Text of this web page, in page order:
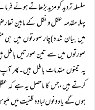
سلسلہ تردید کو مزید بڑھاتے ہوئے
پہلا مقدمہ عقل و نقل کے مابین
میں بیان شدہ)چار صورتوں میں ہی
صورتوں میں سے تین صورتیں باطل
یہ تینوں مقدمات باطل ہیں۔پھر
کرتے ہیں،جس کا ماحصل یہ ہے کہ
ہوں گے یا دونوں لبادہ ظنیت میں